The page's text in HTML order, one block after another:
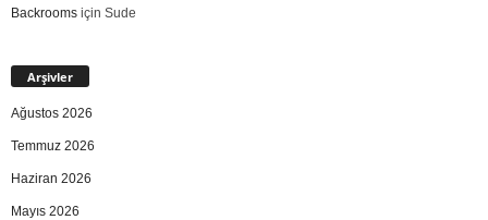
Backrooms için Sude
Arşivler
Ağustos 2026
Temmuz 2026
Haziran 2026
Mayıs 2026